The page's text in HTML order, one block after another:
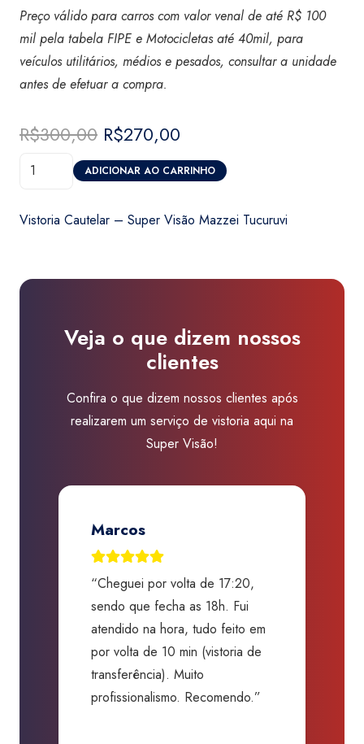
Preço válido para carros com valor venal de até R$ 100
mil pela tabela FIPE e Motocicletas até 40mil, para
veículos utilitários, médios e pesados, consultar a unidade
antes de efetuar a compra.
R$300,00 O
preço
original
R$300,00.
R$270,00
preço
atual
R$270,00.
Vistoria
Mazzei
ADICIONAR AO CARRINHO
Vistoria Cautelar – Super Visão Mazzei Tucuruvi
Veja o que dizem nossos
clientes
Confira o que dizem nossos clientes após
realizarem um serviço de vistoria aqui na
Super Visão!
Jose Renato A. Martins
“Excelentes profissionais!
Graças ao processo criterioso e
alta qualidade, evitaram que eu
comprasse um carro sem
segurança nenhuma com uma
batida camuflada. Me salvaram